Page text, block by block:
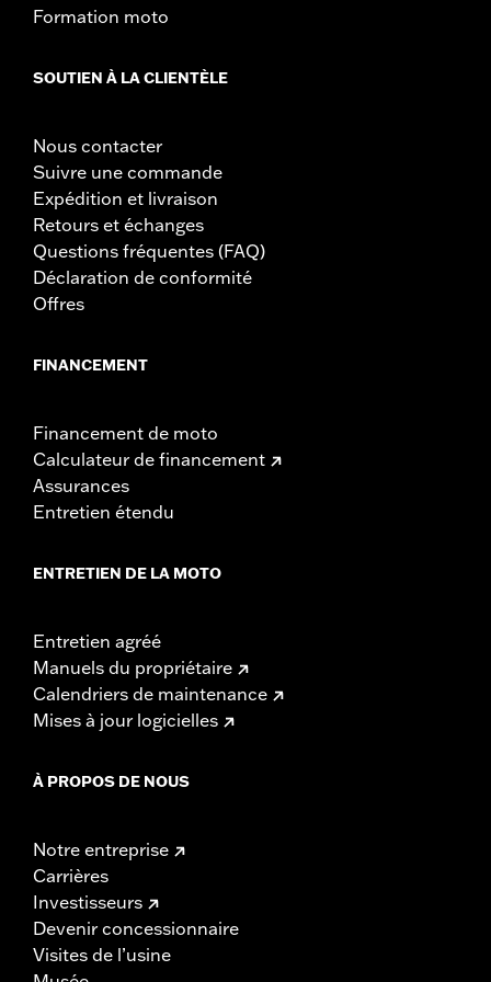
Formation moto
SOUTIEN À LA CLIENTÈLE
Nous contacter
Suivre une commande
Expédition et livraison
Retours et échanges
Questions fréquentes (FAQ)
Déclaration de conformité
Offres
FINANCEMENT
Financement de moto
Calculateur de financement
Assurances
Entretien étendu
ENTRETIEN DE LA MOTO
Entretien agréé
Manuels du propriétaire
Calendriers de maintenance
Mises à jour logicielles
À PROPOS DE NOUS
Notre entreprise
Carrières
Investisseurs
Devenir concessionnaire
Visites de l’usine